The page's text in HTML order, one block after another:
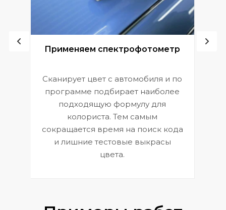
Применяем спектрофотометр
Сканирует цвет с автомобиля и по
программе подбирает наиболее
подходящую формулу для
колориста. Тем самым
сокращается время на поиск кода
и лишние тестовые выкрасы
цвета.